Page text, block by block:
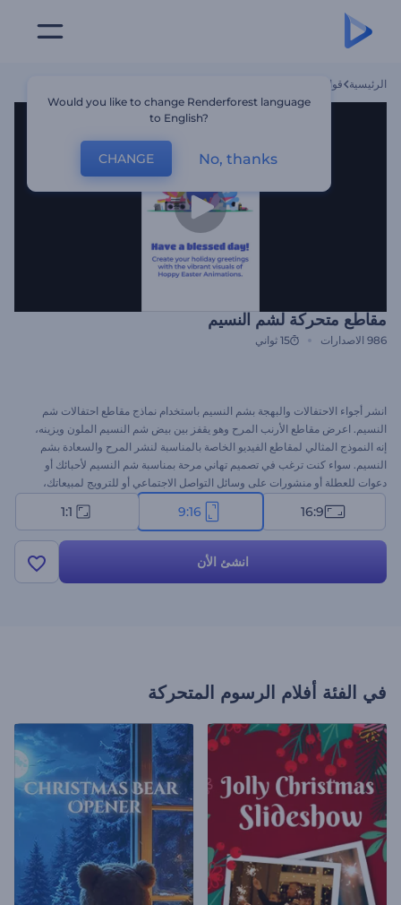
الرئيسية قوالب
مقاطع متحركة لشم النسيم
986 الاصدارات 15 ثواني
انشر أجواء الاحتفالات والبهجة بشم النسيم باستخدام نماذج مقاطع احتفالات شم
النسيم. اعرض مقاطع الأرنب المرح وهو يقفز بين بيض شم النسيم الملون ويزينه،
إنه النموذج المثالي لمقاطع الفيديو الخاصة بالمناسبة لنشر المرح والسعادة بشم
النسيم. سواء كنت ترغب في تصميم تهاني مرحة بمناسبة شم النسيم لأحبائك أو
دعوات للعطلة أو منشورات على وسائل التواصل الاجتماعي أو للترويج لمبيعاتك،
ستساعدك تلك المقاطع في رسم الابتسامة على وجه من يشاهدها. لذا، ابدأ الآن
بإنشاء مقاطع فيديو شم النسيم وأضف إليها رسالتك وشعارك والموسيقى المرحة
16:9
9:16
1:1
انشئ الأن
في الفئة أفلام الرسوم المتحركة
Would you like to change Renderforest language
to English?
CHANGE No, thanks